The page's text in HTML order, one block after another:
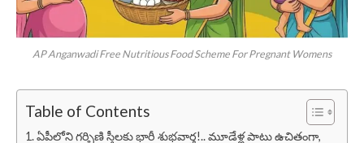
AP Anganwadi Free Nutritious Food Scheme For Pregnant Womens
Table of Contents
ఏపీలోని గర్భిణి స్త్రీలకు భారీ శుభవార్త!.. మూడేళ్ల పాటు ఉచితంగా,